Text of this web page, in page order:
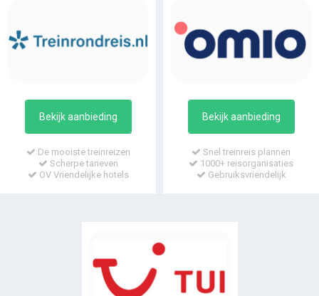
Bekijk aanbieding
De mooiste treinreizen
Scherpe tarieven
OV Vriendelijke hotels
Bekijk aanbieding
Snel treinreis plannen
1000+ reisorganisaties
Gebruiksvriendelijk